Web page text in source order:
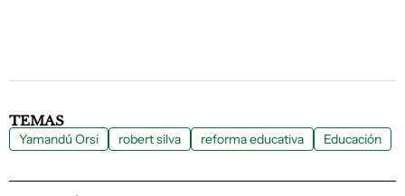
TEMAS
Yamandú Orsi robert silva reforma educativa Educación